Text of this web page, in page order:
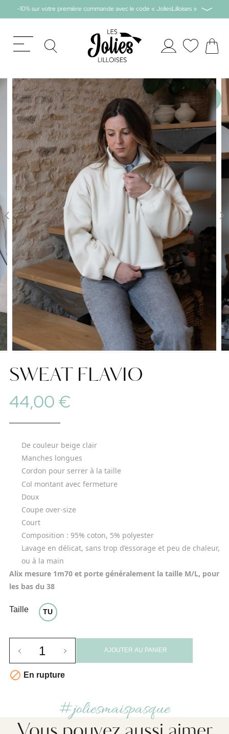
-10% sur votre première commande avec le code « JoliesLilloises »
SWEAT FLAVIO
44,00 €
De couleur beige clair
Manches longues
Cordon pour serrer à la taille
Col montant avec fermeture
Doux
Coupe over-size
Court
Composition : 95% coton, 5% polyester
Lavage en délicat, sans trop d’essorage et peu de chaleur,
ou à la main
Alix mesure 1m70 et porte généralement la taille M/L, pour
les bas du 38
Taille TU
AJOUTER AU PANIER
 En rupture
#joliesmaispasque